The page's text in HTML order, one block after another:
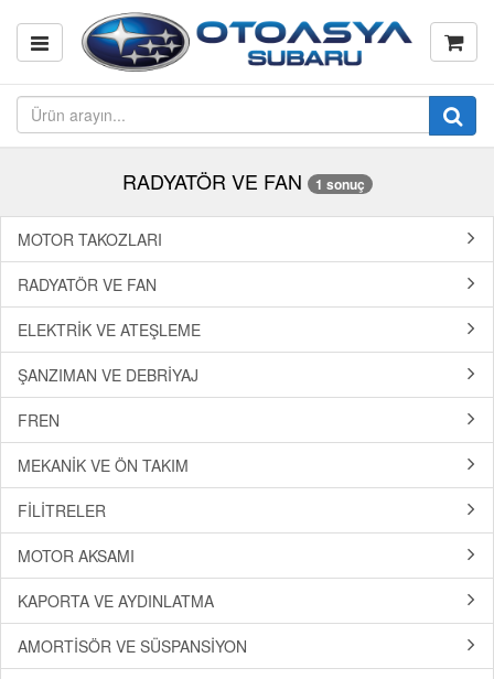
RADYATÖR VE FAN 1 sonuç
MOTOR TAKOZLARI
RADYATÖR VE FAN
ELEKTRİK VE ATEŞLEME
ŞANZIMAN VE DEBRİYAJ
FREN
MEKANİK VE ÖN TAKIM
FİLİTRELER
MOTOR AKSAMI
KAPORTA VE AYDINLATMA
AMORTİSÖR VE SÜSPANSİYON